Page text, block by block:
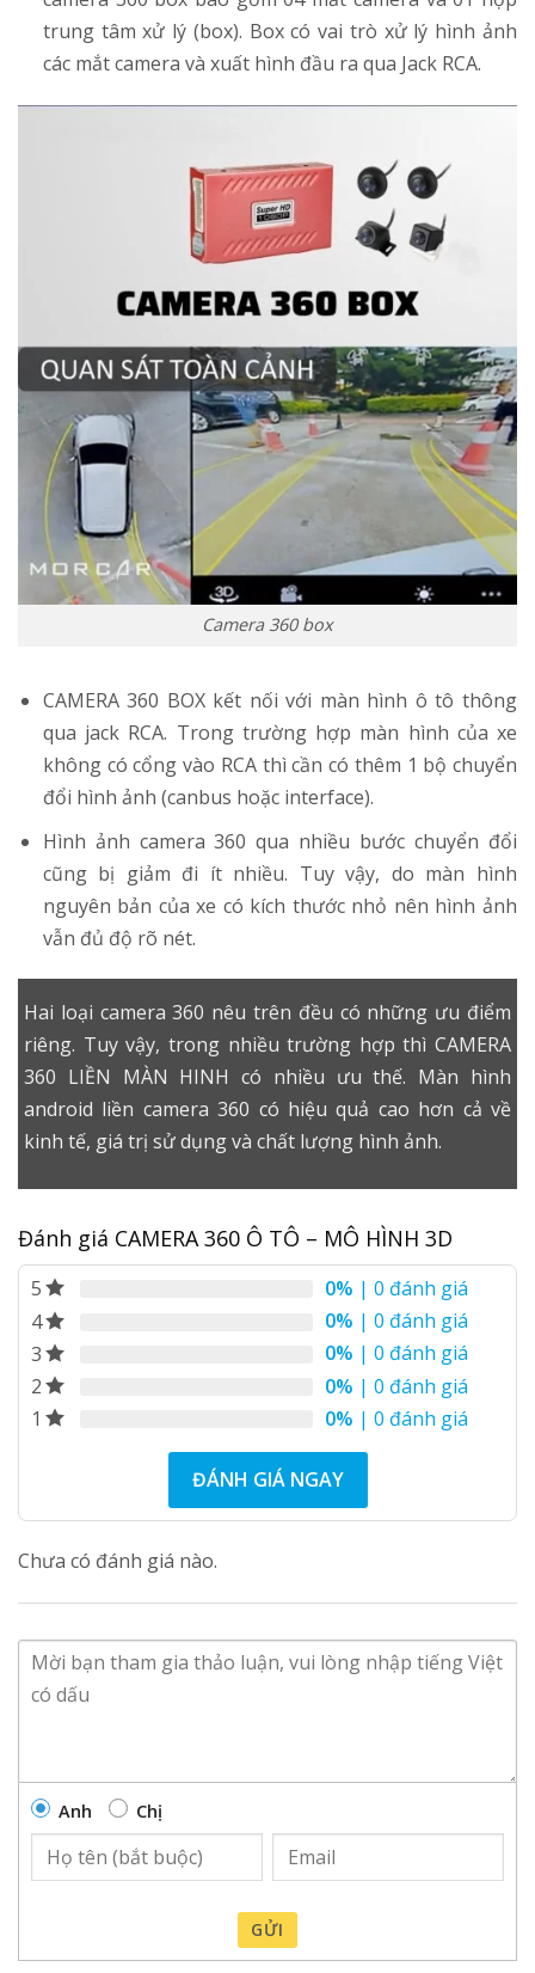
trung tâm xử lý (box). Box có vai trò xử lý hình ảnh
các mắt camera và xuất hình đầu ra qua Jack RCA.
Camera 360 box
CAMERA 360 BOX kết nối với màn hình ô tô thông
qua jack RCA. Trong trường hợp màn hình của xe
không có cổng vào RCA thì cần có thêm 1 bộ chuyển
đổi hình ảnh (canbus hoặc interface).
Hình ảnh camera 360 qua nhiều bước chuyển đổi
cũng bị giảm đi ít nhiều. Tuy vậy, do màn hình
nguyên bản của xe có kích thước nhỏ nên hình ảnh
vẫn đủ độ rõ nét.
Hai loại camera 360 nêu trên đều có những ưu điểm
riêng. Tuy vậy, trong nhiều trường hợp thì CAMERA
360 LIỀN MÀN HINH có nhiều ưu thế. Màn hình
android liền camera 360 có hiệu quả cao hơn cả về
kinh tế, giá trị sử dụng và chất lượng hình ảnh.
Đánh giá CAMERA 360 Ô TÔ – MÔ HÌNH 3D
5 0% | 0 đánh giá
4
0% | 0 đánh giá
3
0% | 0 đánh giá
2
0% | 0 đánh giá
1
0% | 0 đánh giá
ĐÁNH GIÁ NGAY
Chưa có đánh giá nào.
Anh Chị
GỬI